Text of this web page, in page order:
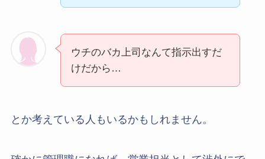
ウチのバカ上司なんて指示出すだ
けだから…
とか考えている人もいるかもしれません。